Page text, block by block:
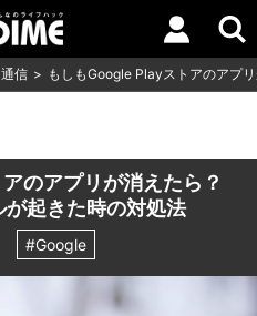
信 もしもGoogle Playストアのアプ
のアプリが消えたら？
起きた時の対処法
#Google